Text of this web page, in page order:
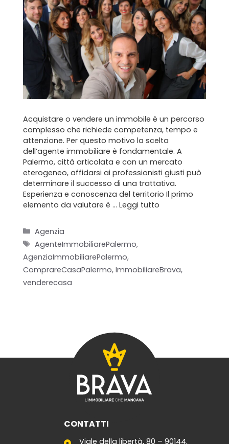
Blog
Contatti
Acquistare o vendere un immobile è un percorso
complesso che richiede competenza, tempo e
attenzione. Per questo motivo la scelta
dell’agente immobiliare è fondamentale. A
Palermo, città articolata e con un mercato
eterogeneo, affidarsi ai professionisti giusti può
determinare il successo di una trattativa.
Esperienza e conoscenza del territorio Il primo
elemento da valutare è … Leggi tutto
Categorie
Agenzia
Tag
AgenteImmobiliarePalermo,
AgenziaImmobiliarePalermo,
ComprareCasaPalermo, ImmobiliareBrava,
venderecasa
CONTATTI
Viale della libertà, 80 – 90144,